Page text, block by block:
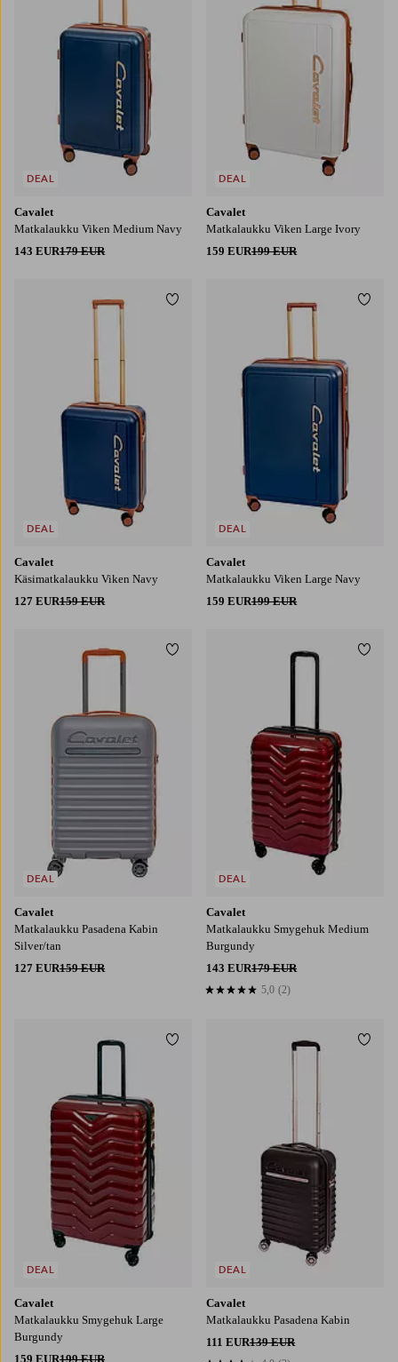
Cavalet
Matkalaukku Viken Medium Navy
143 EUR179 EUR
DEAL
Cavalet
Matkalaukku Viken Large Ivory
159 EUR199 EUR
DEAL
Cavalet
Käsimatkalaukku Viken Navy
127 EUR159 EUR
DEAL
Lisää suosikkeihin
Cavalet
Matkalaukku Viken Large Navy
159 EUR199 EUR
DEAL
Cavalet
Matkalaukku Pasadena Kabin
Silver/tan
127 EUR159 EUR
DEAL
Lisää suosikkeihin
Cavalet
Matkalaukku Smygehuk Medium
Burgundy
143 EUR179 EUR
5,0 perustuen 2 arvosanaan
5,0 (2)
DEAL
Cavalet
Matkalaukku Smygehuk Large
Burgundy
159 EUR199 EUR
DEAL
Lisää suosikkeihin
Cavalet
Matkalaukku Pasadena Kabin
111 EUR139 EUR
DEAL